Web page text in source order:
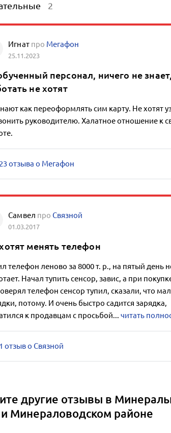
2
Игнат про Мегафон
25.11.2023
персонал, ничего не знает,
не хотят
как переоформлять сим карту. Не хотят
руководителю. Халатное отношение к
отзыва о Мегафон
Самвел проСвязной
01.03.2017
менять телефон
телефон леново за 8000 т. р., на пятый день
Начал тупить сенсор, завис, а при
телефон сенсор тупил, сказали, что
потому. И очень быстро садится зарядка,
к продавцам с просьбой... читать
отзыв о Связной
другие отзывы в
Минераловодском районе